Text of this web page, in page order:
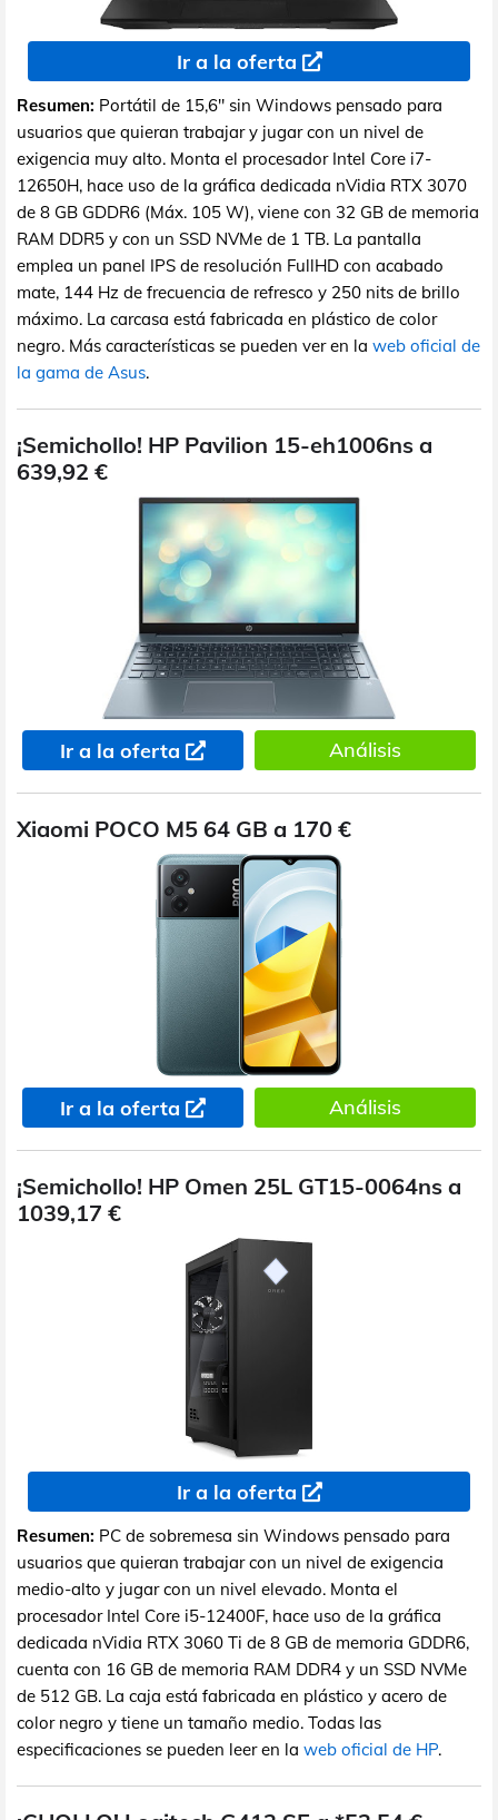
Ir a la oferta
Resumen: Portátil de 15,6" sin Windows pensado para
usuarios que quieran trabajar y jugar con un nivel de
exigencia muy alto. Monta el procesador Intel Core i7-
12650H, hace uso de la gráfica dedicada nVidia RTX 3070
de 8 GB GDDR6 (Máx. 105 W), viene con 32 GB de memoria
RAM DDR5 y con un SSD NVMe de 1 TB. La pantalla
emplea un panel IPS de resolución FullHD con acabado
mate, 144 Hz de frecuencia de refresco y 250 nits de brillo
máximo. La carcasa está fabricada en plástico de color
negro. Más características se pueden ver en la web oficial de
la gama de Asus.
¡Semichollo! HP Pavilion 15-eh1006ns a
639,92 €
Ir a la oferta Análisis
Xiaomi POCO M5 64 GB a 170 €
Ir a la oferta Análisis
¡Semichollo! HP Omen 25L GT15-0064ns a
1039,17 €
Ir a la oferta
Resumen: PC de sobremesa sin Windows pensado para
usuarios que quieran trabajar con un nivel de exigencia
medio-alto y jugar con un nivel elevado. Monta el
procesador Intel Core i5-12400F, hace uso de la gráfica
dedicada nVidia RTX 3060 Ti de 8 GB de memoria GDDR6,
cuenta con 16 GB de memoria RAM DDR4 y un SSD NVMe
de 512 GB. La caja está fabricada en plástico y acero de
color negro y tiene un tamaño medio. Todas las
especificaciones se pueden leer en la web oficial de HP.